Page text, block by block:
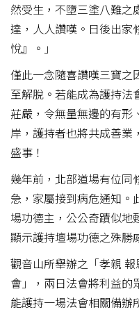
然受生，不墮三塗八難之
達，人人讚嘆。日後出家
悅』。」
僅此一念隨喜讚嘆三寶之
至解脫。若能成為護持法
莊嚴，令無量無邊的有形
岸，護持者也將共成善業
盛事！
幾年前，北部道場有位同
急，家屬接到病危通知。
場功德主，公公奇蹟似地
顯示護持壇場功德之殊勝
觀音山所舉辦之「孝親
會」，兩日法會將利益的
能護持一場法會相關備辦